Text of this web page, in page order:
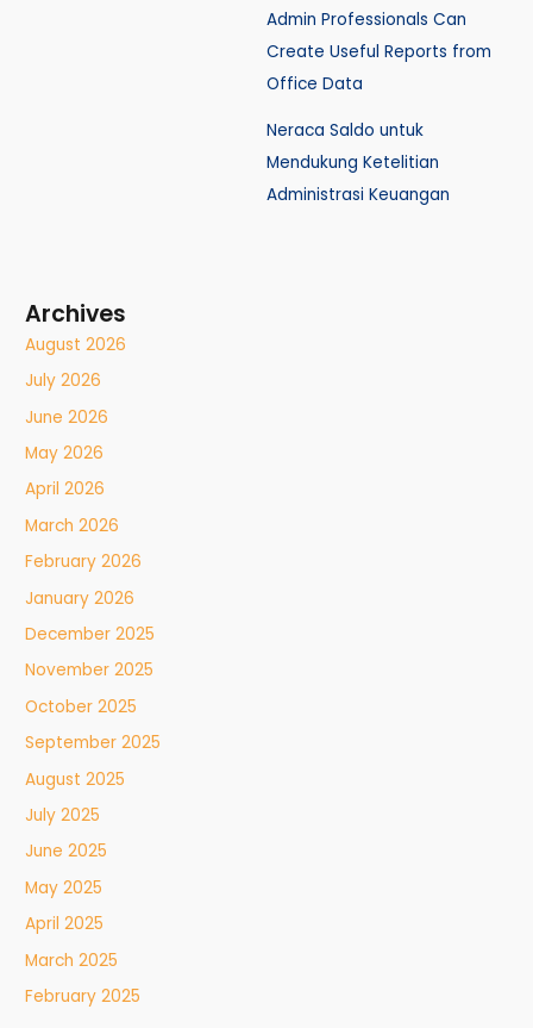
Admin Professionals Can
Create Useful Reports from
Office Data
Neraca Saldo untuk
Mendukung Ketelitian
Administrasi Keuangan
Archives
August 2026
July 2026
June 2026
May 2026
April 2026
March 2026
February 2026
January 2026
December 2025
November 2025
October 2025
September 2025
August 2025
July 2025
June 2025
May 2025
April 2025
March 2025
February 2025